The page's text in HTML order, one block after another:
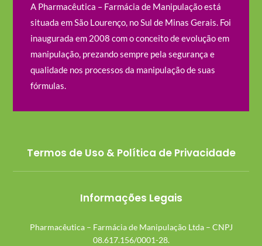
A Pharmacêutica – Farmácia de Manipulação está
situada em São Lourenço, no Sul de Minas Gerais. Foi
inaugurada em 2008 com o conceito de evolução em
manipulação, prezando sempre pela segurança e
qualidade nos processos da manipulação de suas
fórmulas.
Termos de Uso & Política de Privacidade
Informações Legais
Pharmacêutica – Farmácia de Manipulação Ltda – CNPJ
08.617.156/0001-28.